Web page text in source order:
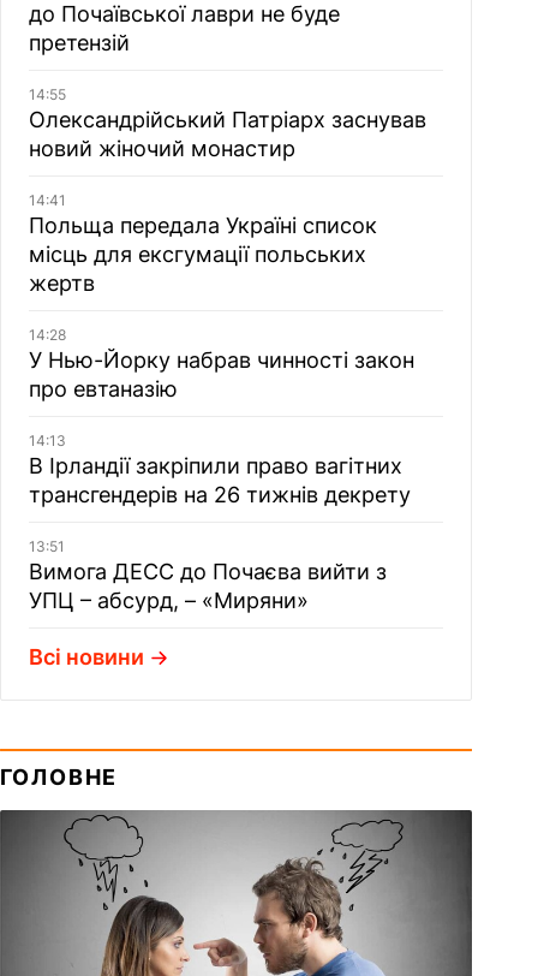
до Почаївської лаври не буде
претензій
14:55
Олександрійський Патріарх заснував
новий жіночий монастир
14:41
Польща передала Україні список
місць для ексгумації польських
жертв
14:28
У Нью-Йорку набрав чинності закон
про евтаназію
14:13
В Ірландії закріпили право вагітних
трансгендерів на 26 тижнів декрету
13:51
Вимога ДЕСС до Почаєва вийти з
УПЦ – абсурд, – «Миряни»
Всі новини
ГОЛОВНЕ